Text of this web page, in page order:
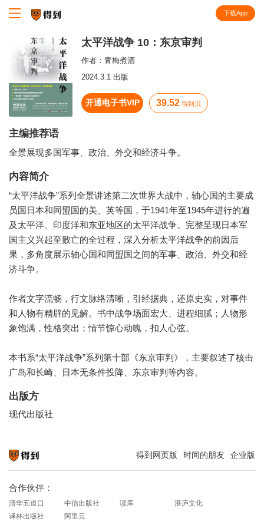
下载App
太平洋战争 10：东京审判
作者： 青梅煮酒
2024.3.1 出版
开通电子书VIP 39.52 得到贝
主编推荐语
全景展现多国军事、政治、外交和经济斗争。
内容简介
“太平洋战争”系列全景讲述第二次世界大战中，轴心国的主要成
员国日本和同盟国的美、英等国，于1941年至1945年进行的遍
及太平洋、印度洋和东亚地区的太平洋战争。完整呈现日本军
国主义兴起至败亡的全过程，深入分析太平洋战争的前因后
果，多角度展示轴心国和同盟国之间的军事、政治、外交和经
济斗争。
作者文字流畅，行文脉络清晰，引经据典，还原史实，对事件
和人物有精辟的见解。书中战争场面宏大、进程细腻；人物形
象饱满，性格突出；情节惊心动魄，扣人心弦。
本书系“太平洋战争”系列第十部《东京审判》，主要叙述了核击
广岛和长崎、日本无条件投降、东京审判等内容。
出版方
现代出版社
得到网页版 时间的朋友 企业版
合作伙伴：
清华五道口 中信出版社 读库
湛庐文化
译林出版社
阿里云